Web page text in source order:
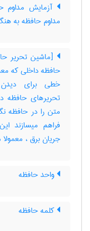
آزمایش مداوم
مداوم حافظه به
[ماشین تحریر
حافظه داخلی که
خطی برای
تحریرهای حافظه
متن را در حافظه
فراهم میسازند
جریان برق ،
واحد حافظه
کلمه حافظه